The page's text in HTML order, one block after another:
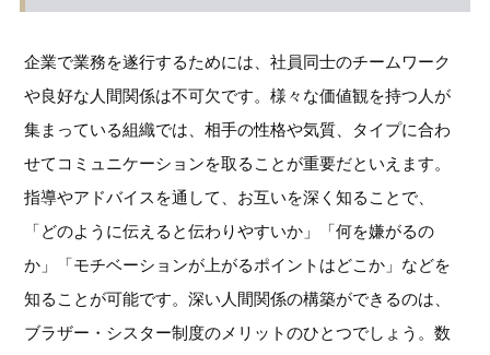
企業で業務を遂行するためには、社員同士のチームワーク
や良好な人間関係は不可欠です。様々な価値観を持つ人が
集まっている組織では、相手の性格や気質、タイプに合わ
せてコミュニケーションを取ることが重要だといえます。
指導やアドバイスを通して、お互いを深く知ることで、
「どのように伝えると伝わりやすいか」「何を嫌がるの
か」「モチベーションが上がるポイントはどこか」などを
知ることが可能です。深い人間関係の構築ができるのは、
ブラザー・シスター制度のメリットのひとつでしょう。数